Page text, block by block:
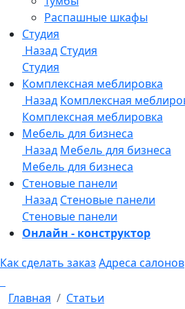
Онлайн - конструктор
Как сделать заказ Адреса салонов
Главная
Статьи